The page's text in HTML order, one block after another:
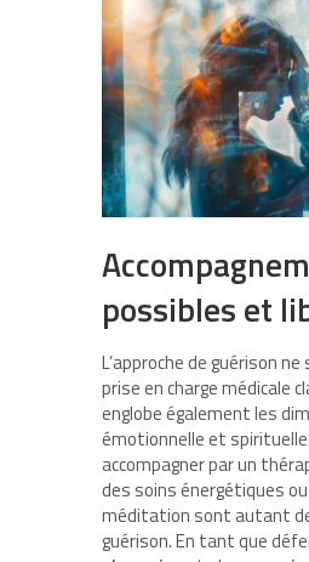
possibles et
L’approche de guérison
prise en charge médicale
englobe également les
émotionnelle et
accompagner par un
des soins énergétiques
méditation sont autant
guérison. En tant que